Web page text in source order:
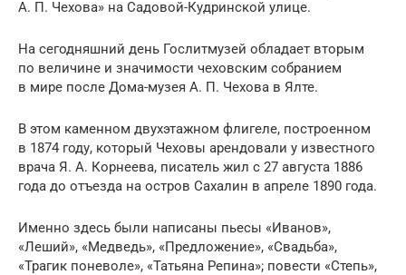
А. П. Чехова» на Садовой-Кудринской улице.
На сегодняшний день Гослитмузей обладает вторым
по величине и значимости чеховским собранием
в мире после Дома-музея А. П. Чехова в Ялте.
В этом каменном двухэтажном флигеле, построенном
в 1874 году, который Чеховы арендовали у известного
врача Я. А. Корнеева, писатель жил с 27 августа 1886
года до отъезда на остров Сахалин в апреле 1890 года.
Именно здесь были написаны пьесы «Иванов»,
«Леший», «Медведь», «Предложение», «Свадьба»,
«Трагик поневоле», «Татьяна Репина»; повести «Степь»,